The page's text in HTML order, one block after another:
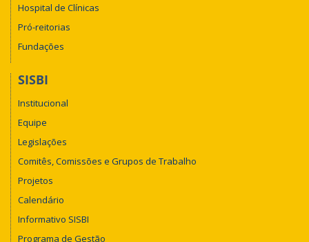
Hospital de Clínicas
Pró-reitorias
Fundações
SISBI
Institucional
Equipe
Legislações
Comitês, Comissões e Grupos de Trabalho
Projetos
Calendário
Informativo SISBI
Programa de Gestão